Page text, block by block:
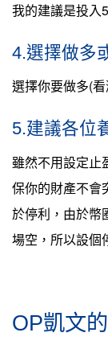
我的建議是投入
4.選擇做多
選擇你要做多(
5.建議各位
雖然不用設定止
保你的財產不會
於停利，由於幣
場空，所以設個
OP凱文